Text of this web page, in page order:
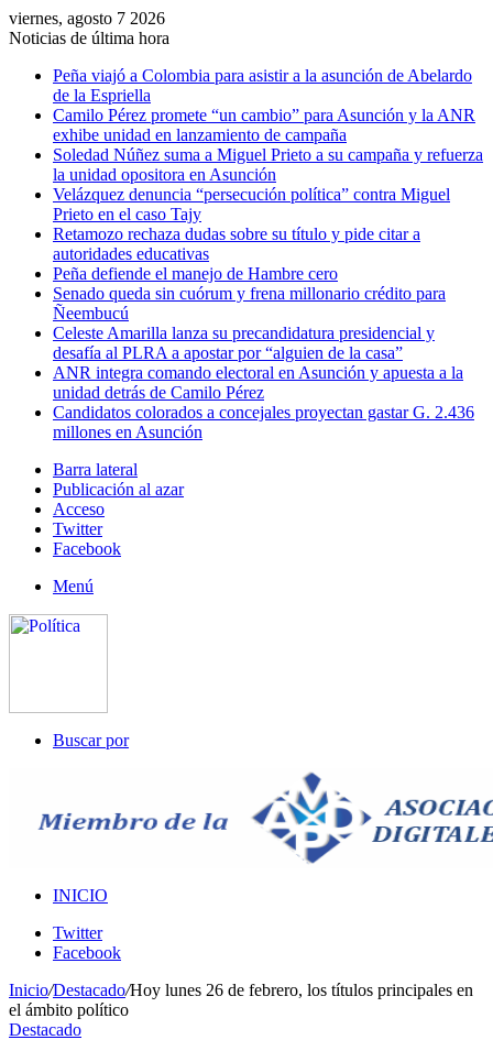
viernes, agosto 7 2026
Noticias de última hora
Peña viajó a Colombia para asistir a la asunción de Abelardo
de la Espriella
Camilo Pérez promete “un cambio” para Asunción y la ANR
exhibe unidad en lanzamiento de campaña
Soledad Núñez suma a Miguel Prieto a su campaña y refuerza
la unidad opositora en Asunción
Velázquez denuncia “persecución política” contra Miguel
Prieto en el caso Tajy
Retamozo rechaza dudas sobre su título y pide citar a
autoridades educativas
Peña defiende el manejo de Hambre cero
Senado queda sin cuórum y frena millonario crédito para
Ñeembucú
Celeste Amarilla lanza su precandidatura presidencial y
desafía al PLRA a apostar por “alguien de la casa”
ANR integra comando electoral en Asunción y apuesta a la
unidad detrás de Camilo Pérez
Candidatos colorados a concejales proyectan gastar G. 2.436
millones en Asunción
Barra lateral
Publicación al azar
Acceso
Twitter
Facebook
Menú
Buscar por
INICIO
Twitter
Facebook
Inicio/Destacado/Hoy lunes 26 de febrero, los títulos principales en
el ámbito político
Destacado